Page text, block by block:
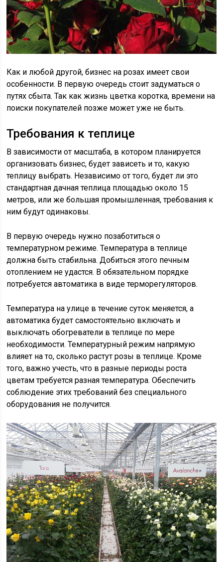
Как и любой другой, бизнес на розах имеет свои
особенности. В первую очередь стоит задуматься о
путях сбыта. Так как жизнь цветка коротка, времени на
поиски покупателей позже может уже не быть.
Требования к теплице
В зависимости от масштаба, в котором планируется
организовать бизнес, будет зависеть и то, какую
теплицу выбрать. Независимо от того, будет ли это
стандартная дачная теплица площадью около 15
метров, или же большая промышленная, требования к
ним будут одинаковы.
В первую очередь нужно позаботиться о
температурном режиме. Температура в теплице
должна быть стабильна. Добиться этого печным
отоплением не удастся. В обязательном порядке
потребуется автоматика в виде терморегуляторов.
Температура на улице в течение суток меняется, а
автоматика будет самостоятельно включать и
выключать обогреватели в теплице по мере
необходимости. Температурный режим напрямую
влияет на то, сколько растут розы в теплице. Кроме
того, важно учесть, что в разные периоды роста
цветам требуется разная температура. Обеспечить
соблюдение этих требований без специального
оборудования не получится.